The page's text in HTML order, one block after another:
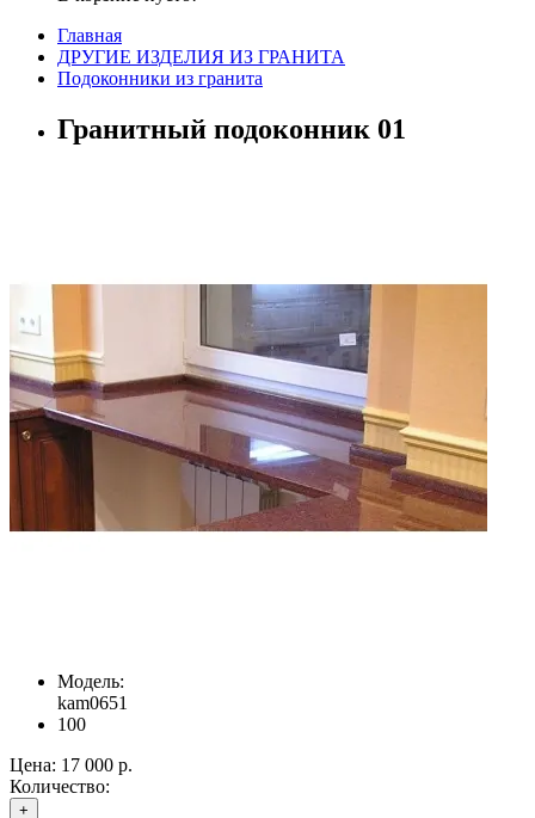
Главная
ДРУГИЕ ИЗДЕЛИЯ ИЗ ГРАНИТА
Подоконники из гранита
Гранитный подоконник 01
Модель:
kam0651
100
Цена: 17 000 р.
Количество:
+